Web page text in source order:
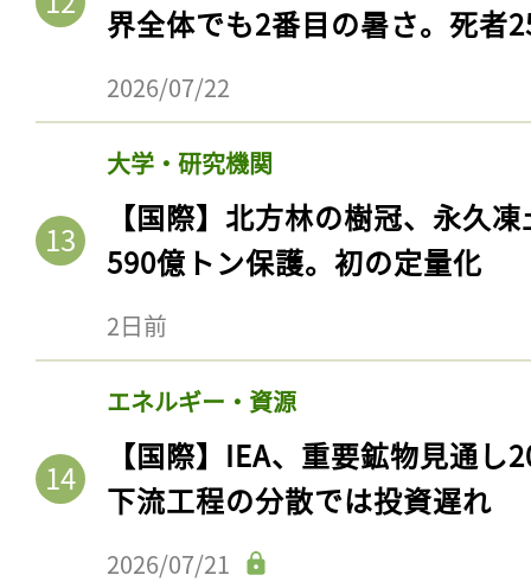
界全体でも2番目の暑さ。死者
2026/07/22
大学・研究機関
【国際】北方林の樹冠、永久
590億トン保護。初の定量化
2日前
エネルギー・資源
【国際】IEA、重要鉱物見通
下流工程の分散では投資遅れ
2026/07/21
記事をお気に入りに
ログインが必
ログイン